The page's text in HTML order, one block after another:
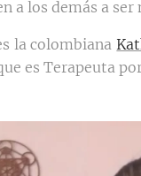
a los demás a ser
la colombiana
es Terapeuta